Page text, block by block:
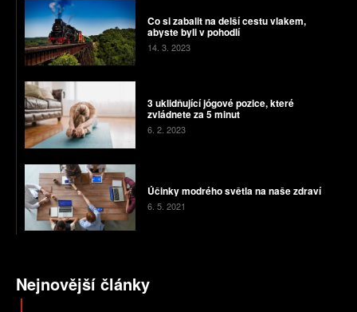
Co si zabalit na delší cestu vlakem,
abyste byli v pohodlí
14. 3. 2023
3 uklidňující jógové pozice, které
zvládnete za 5 minut
6. 2. 2023
Účinky modrého světla na naše zdraví
6. 5. 2021
Nejnovější články